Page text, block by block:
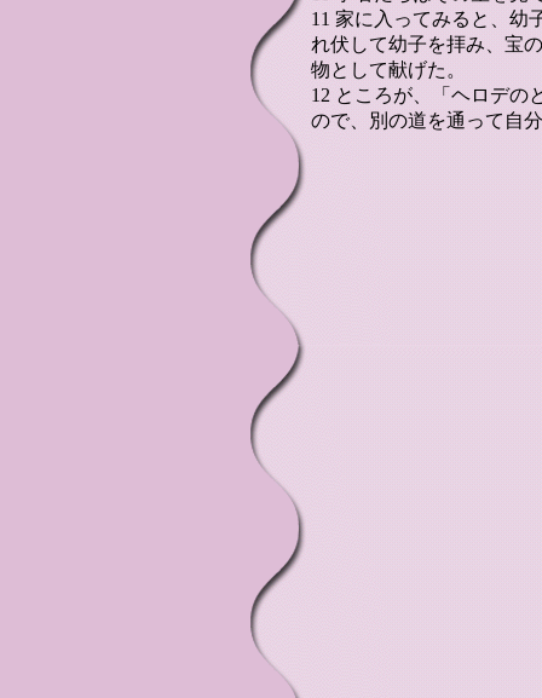
11 家に入ってみると、幼
れ伏して幼子を拝み、宝
物として献げた。
12 ところが、「ヘロデの
ので、別の道を通って自